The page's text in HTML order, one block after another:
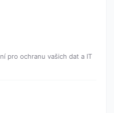
pro ochranu vašich dat a IT